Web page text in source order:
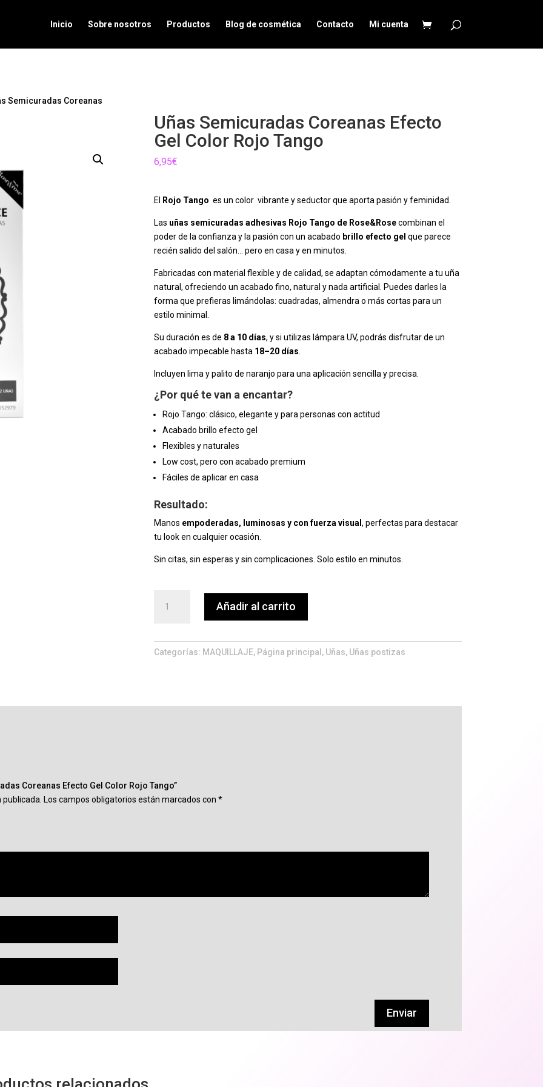
Inicio Sobre nosotros Productos Blog de cosmética Contacto Mi cuenta
Semicuradas Coreanas
Uñas Semicuradas Coreanas Efecto
Gel Color Rojo Tango
6,95€
El Rojo Tango es un color vibrante y seductor que aporta pasión y feminidad.
Las uñas semicuradas adhesivas Rojo Tango de Rose&Rosecombinan el
poder de la confianza y la pasión con un acabado brillo efecto gel que parece
recién salido del salón… pero en casa y en minutos.
Fabricadas con material flexible y de calidad, se adaptan cómodamente a tu uña
natural, ofreciendo un acabado fino, natural y nada artificial. Puedes darles la
forma que prefieras limándolas: cuadradas, almendra o más cortas para un
estilo minimal.
Su duración es de 8 a 10 días, y si utilizas lámpara UV, podrás disfrutar de un
acabado impecable hasta 18–20 días
Incluyen lima y palito de naranjo para una aplicación sencilla y precisa.
¿Por qué te van a encantar?
Rojo Tango: clásico, elegante y para personas con actitud
Acabado brillo efecto gel
Flexibles y naturales
Low cost, pero con acabado premium
Fáciles de aplicar en casa
Resultado:
Manos empoderadas, luminosas y con fuerza visual , perfectas para destacar
tu look en cualquier ocasión.
Sin citas, sin esperas y sin complicaciones. Solo estilo en minutos.
Semicuradas
Gel
cantidad
Añadir al carrito
Categorías: MAQUILLAJE, Página principal , Uñas, Uñas postizas
Coreanas Efecto Gel Color Rojo Tango”
Los campos obligatorios están marcados con*
Enviar